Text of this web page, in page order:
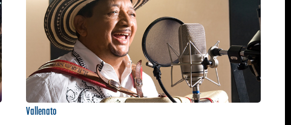
Vallenato